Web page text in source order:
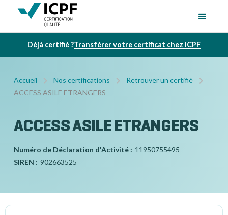
Déjà certifié ?Transférer votre certificat chez ICPF
Accueil Nos certifications
Retrouver un certifié
ACCESS ASILE ETRANGERS
ACCESS ASILE ETRANGERS
Numéro de Déclaration d'Activité : 11950755495
SIREN : 902663525